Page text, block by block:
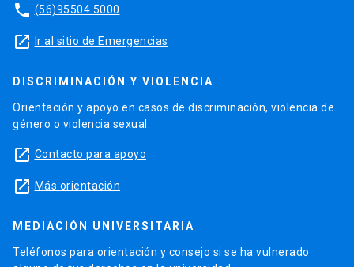
phone (56)95504 5000
launch Ir al sitio de Emergencias
DISCRIMINACIÓN Y VIOLENCIA
Orientación y apoyo en casos de discriminación, violencia de
género o violencia sexual.
launch Contacto para apoyo
launch Más orientación
MEDIACIÓN UNIVERSITARIA
Teléfonos para orientación y consejo si se ha vulnerado